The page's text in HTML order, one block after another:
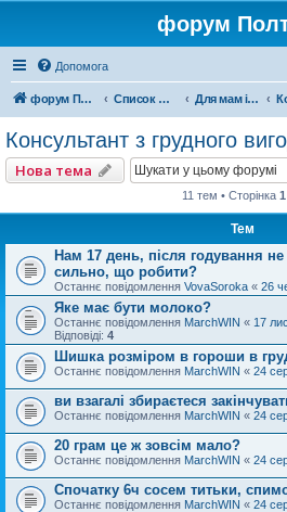
форум
Допомога
форум Полтави Список форумів Для мам і татусів
Консультант з грудного
Нова тема
11 тем • Сторінка 1
Тем
Нам 17 день, після годування
сильно, що робити?
Останнє повідомлення VovaSoroka « 26
Яке має бути молоко?
Останнє повідомлення MarchWIN « 17
Відповіді: 4
Шишка розміром в гороши в
Останнє повідомлення MarchWIN « 24
ви взагалі збираєтеся
Останнє повідомлення MarchWIN « 24
20 грам це ж зовсім мало?
Останнє повідомлення MarchWIN « 24
Спочатку 6ч сосем титьки,
Останнє повідомлення MarchWIN « 24